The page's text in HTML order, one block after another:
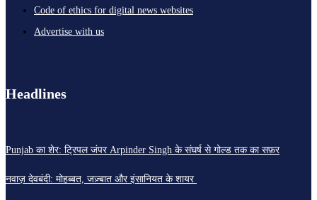
Code of ethics for digital news websites
Advertise with us
Headlines
Punjab का शेर: ट्रिपल जंपर Arpinder Singh के संघर्ष से गोल्ड तक का सफ़र
नवाज़ देवबंदी: मोहब्बत, जज़्बात और इंसानियत के शायर